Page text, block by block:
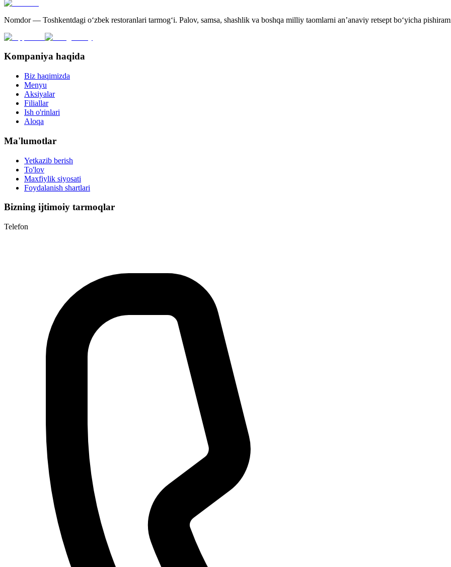
Nomdor — Toshkentdagi oʻzbek restoranlari tarmogʻi. Palov, samsa, shashlik va boshqa milliy taomlarni an’anaviy retsept bo‘yicha
Kompaniya haqida
Biz haqimizda
Menyu
Aksiyalar
Filiallar
Ish o'rinlari
Aloqa
Ma'lumotlar
Yetkazib berish
To'lov
Maxfiylik siyosati
Foydalanish shartlari
Bizning ijtimoiy tarmoqlar
Telefon